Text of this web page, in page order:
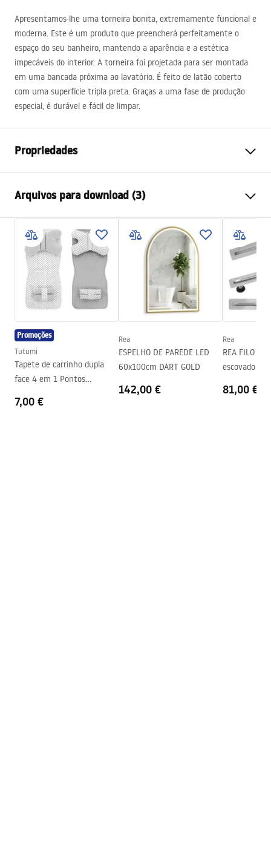
Apresentamos-lhe uma torneira bonita, extremamente funcional e
moderna. Este é um produto que preencherá perfeitamente o
espaço do seu banheiro, mantendo a aparência e a estética
impecáveis ​​do interior. A torneira foi projetada para ser montada
em uma bancada próxima ao lavatório. É feito de latão coberto
com uma superfície tripla preta. Graças a uma fase de produção
especial, é durável e fácil de limpar.
Propriedades
Método de instalação
De bancada
Cor
Preto
Tipo de bica
Fixa
Materiais
Intervalo da goteira
125
Altura
Electroplating
Diâmetro da conexão
Garantia
5 anos
Arquivos para download (3)
Condições de garantia
Warranty_Terms_and_Conditions_Faucets_-_5.pdf
Instruções de montagem
faucet.pdf
Informações de segurança
Safety_Information_Faucets.pdf
Promoções
Tutumi
Tapete de carrinho dupla
face 4 em 1 Pontos
7,00 €
Rea
ESPELHO DE PAREDE LED
60x100cm DART GOLD
142,00 €
Rea
REA FILO
escovado 70
81,00 €